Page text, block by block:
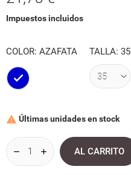
Impuestos incluidos
COLOR: AZAFATA
Azafata
TALLA: 35
 Últimas unidades en stock
AL CARRITO